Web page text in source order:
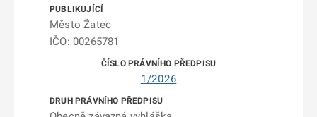
Město Žatec
IČO: 00265781
1/2026